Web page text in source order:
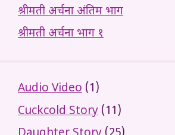
श्रीमती अर्चना अंतिम भाग
श्रीमती अर्चना भाग १
Audio Video (1)
Cuckcold Story (11)